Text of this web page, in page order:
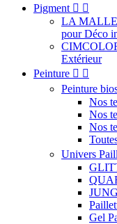
Pigment  
LA MALLE
pour Déco
Extérieur
Peinture  
Peinture
Nos
Nos
Nos
Univers
Gel